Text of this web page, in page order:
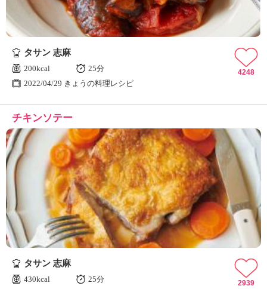
タサン 志麻
200kcal
25分
2022/04/29 きょうの料理レシピ
4248
チキンソテー
タサン 志麻
430kcal
25分
2939